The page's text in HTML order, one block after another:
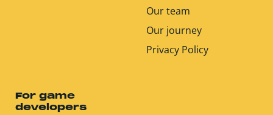
Our team
Our journey
Privacy Policy
For game
developers